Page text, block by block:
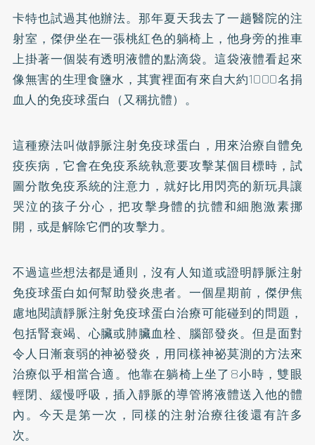
卡特也試過其他辦法。那年夏天我去了一趟醫院的注
射室，傑伊坐在一張桃紅色的躺椅上，他身旁的推車
上掛著一個裝有透明液體的點滴袋。這袋液體看起來
像無害的生理食鹽水，其實裡面有來自大約1000名捐
血人的免疫球蛋白（又稱抗體）。
這種療法叫做靜脈注射免疫球蛋白，用來治療自體免
疫疾病，它會在免疫系統執意要攻擊某個目標時，試
圖分散免疫系統的注意力，就好比用閃亮的新玩具讓
哭泣的孩子分心，把攻擊身體的抗體和細胞激素挪
開，或是解除它們的攻擊力。
不過這些想法都是通則，沒有人知道或證明靜脈注射
免疫球蛋白如何幫助發炎患者。一個星期前，傑伊焦
慮地閱讀靜脈注射免疫球蛋白治療可能碰到的問題，
包括腎衰竭、心臟或肺臟血栓、腦部發炎。但是面對
令人日漸衰弱的神祕發炎，用同樣神祕莫測的方法來
治療似乎相當合適。他靠在躺椅上坐了8小時，雙眼
輕閉、緩慢呼吸，插入靜脈的導管將液體送入他的體
內。今天是第一次，同樣的注射治療往後還有許多
次。